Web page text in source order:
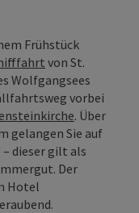
Frühstück
von St.
Wolfgangsees
vorbei
. Über
gelangen Sie auf
– dieser gilt als
Der
Hotel